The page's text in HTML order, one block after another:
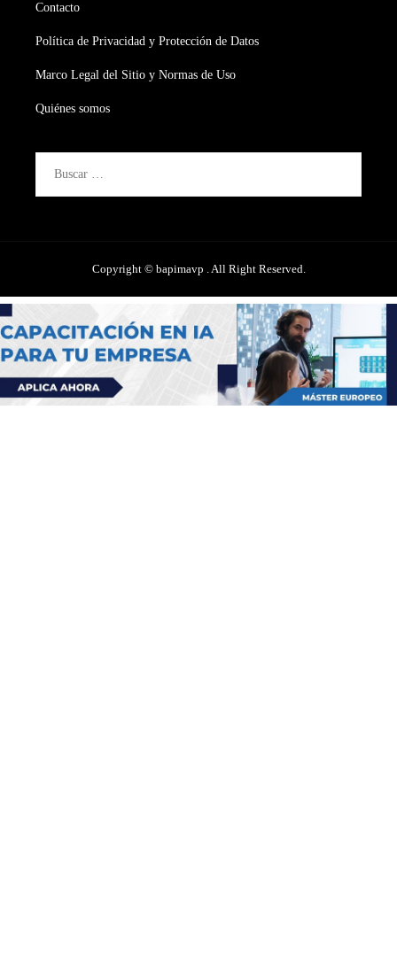
Contacto
Política de Privacidad y Protección de Datos
Marco Legal del Sitio y Normas de Uso
Quiénes somos
Copyright © bapimavp . All Right Reserved.